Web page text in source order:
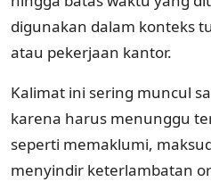
digunakan dalam konteks
atau pekerjaan kantor.
Kalimat ini sering muncul
karena harus menunggu
seperti memaklumi,
menyindir keterlambatan